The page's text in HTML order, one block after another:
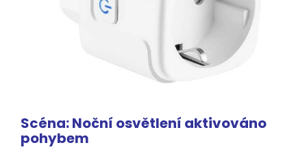
Scéna: Noční osvětlení aktivováno
pohybem